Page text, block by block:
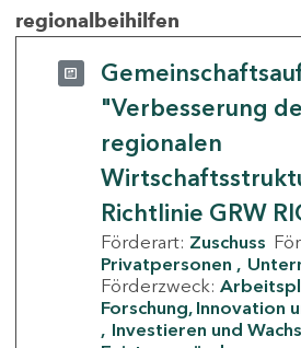
regionalbeihilfen
"Verbesserung
regionalen
Richtlinie GRW
Förderart: Zuschuss
Privatpersonen
Förderzweck:
Forschung, Innovation
Investieren und